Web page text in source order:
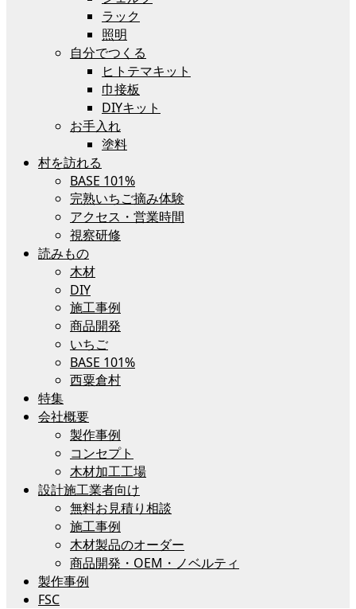
ラック
照明
自分でつくる
ヒトテマキット
巾接板
DIYキット
お手入れ
塗料
村を訪れる
BASE 101%
完熟いちご摘み体験
アクセス・営業時間
視察研修
読みもの
木材
DIY
施工事例
商品開発
いちご
BASE 101%
西粟倉村
特集
会社概要
製作事例
コンセプト
木材加工工場
設計施工業者向け
無料お見積り相談
施工事例
木材製品のオーダー
商品開発・OEM・ノベルティ
製作事例
FSC